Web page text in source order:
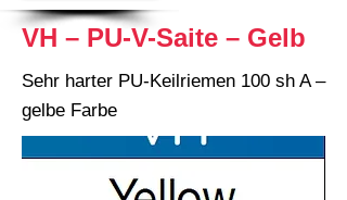
VH – PU-V-Saite – Gelb
Sehr harter PU-Keilriemen 100 sh A –
gelbe Farbe